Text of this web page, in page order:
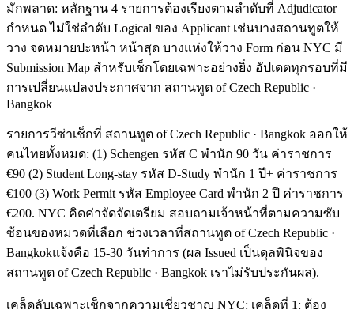
มักพลาด: หลักฐาน 4 รายการต้องเรียงตามลำดับที่ Adjudicator
กำหนด ไม่ใช่ลำดับ Logical ของ Applicant เช่นบางสถานทูตให้
วาง จดหมายปะหน้า หน้าสุด บางแห่งให้วาง Form ก่อน NYC มี
Submission Map สำหรับเช็กโดยเฉพาะอย่างยิ่ง อัปเดตทุกรอบที่มี
การเปลี่ยนแปลงประกาศจาก สถานทูต of Czech Republic ·
Bangkok
รายการวีซ่าเช็กที่ สถานทูต of Czech Republic · Bangkok ออกให้
คนไทยทั้งหมด: (1) Schengen รหัส C พำนัก 90 วัน ค่าราชการ
€90 (2) Student Long-stay รหัส D-Study พำนัก 1 ปี+ ค่าราชการ
€100 (3) Work Permit รหัส Employee Card พำนัก 2 ปี ค่าราชการ
€200. NYC คิดค่าจัดจัดเตรียม สอบถามเจ้าหน้าที่ตามความซับ
ซ้อนของหมวดที่เลือก ช่วงเวลาที่สถานทูต of Czech Republic ·
Bangkokแจ้งคือ 15-30 วันทำการ (ผล Issued เป็นดุลพินิจของ
สถานทูต of Czech Republic · Bangkok เราไม่รับประกันผล).
เคล็ดลับเฉพาะเช็กจากความเชี่ยวชาญ NYC: เคล็ดที่ 1: ต้อง